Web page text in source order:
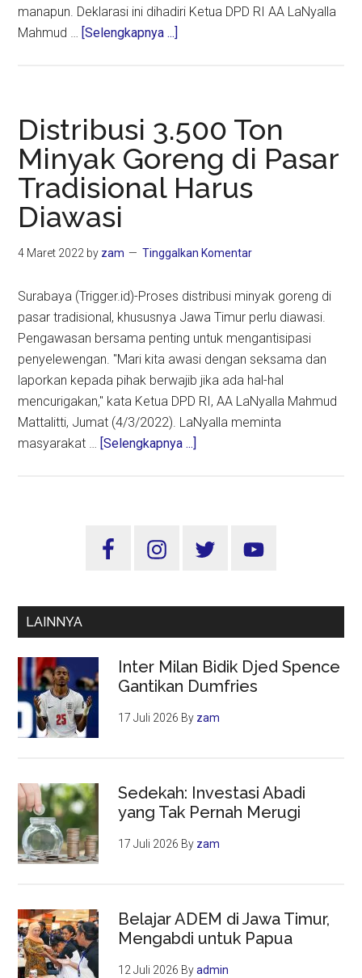
manapun. Deklarasi ini dihadiri Ketua DPD RI AA LaNyalla
Mahmud … [Selengkapnya ...]
Netral,
Tak
Terikat
Partai
Distribusi 3.500 Ton
Minyak Goreng di Pasar
Tradisional Harus
Diawasi
4 Maret 2022 by zam Tinggalkan Komentar
Surabaya (Trigger.id)-Proses distribusi minyak goreng di
pasar tradisional, khususnya Jawa Timur perlu diawasi.
Pengawasan bersama penting untuk mengantisipasi
penyelewengan. "Mari kita awasi dengan seksama dan
laporkan kepada pihak berwajib jika ada hal-hal
mencurigakan," kata Ketua DPD RI, AA LaNyalla Mahmud
Mattalitti, Jumat (4/3/2022). LaNyalla meminta
masyarakat … [Selengkapnya ...]
Goreng
Tradisional
Sidebar
LAINNYA
Inter Milan Bidik Djed Spence
Gantikan Dumfries
17 Juli 2026 By zam
Sedekah: Investasi Abadi
yang Tak Pernah Merugi
17 Juli 2026 By zam
Belajar ADEM di Jawa Timur,
Mengabdi untuk Papua
12 Juli 2026 Byadmin